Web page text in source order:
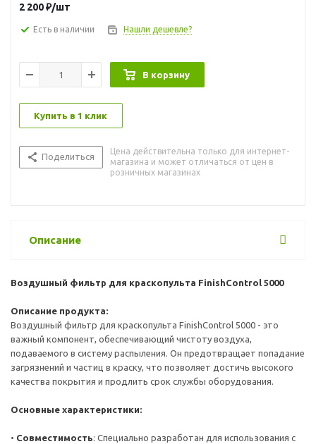
2 200₽/шт
Есть в наличии Нашли дешевле?
В корзину
Купить в 1 клик
Поделиться
Цена действительна только для интернет-
магазина и может отличаться от цен в
розничных магазинах
Описание
Воздушный фильтр для краскопульта FinishControl 5000
Описание продукта:
Воздушный фильтр для краскопульта FinishControl 5000 - это
важный компонент, обеспечивающий чистоту воздуха,
подаваемого в систему распыления. Он предотвращает попадание
загрязнений и частиц в краску, что позволяет достичь высокого
качества покрытия и продлить срок службы оборудования.
Основные характеристики:
• Совместимость: Специально разработан для использования с